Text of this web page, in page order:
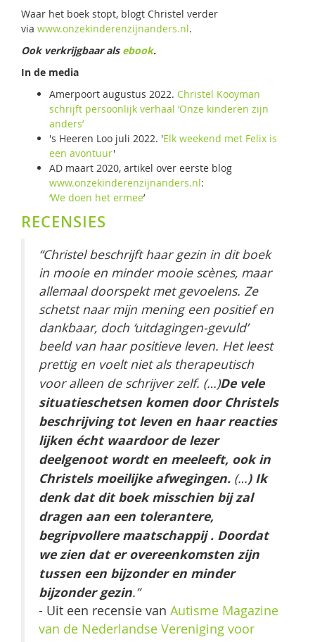
Waar het boek stopt, blogt Christel verder
via www.onzekinderenzijnanders.nl.
Ook verkrijgbaar als ebook.
In de media
Amerpoort augustus 2022. Christel Kooyman
schrijft persoonlijk verhaal ‘Onze kinderen zijn
anders’
's Heeren Loo juli 2022. 'Elk weekend met Felix is
een avontuur'
AD maart 2020, artikel over eerste blog
www.onzekinderenzijnanders.nl:
‘We doen het ermee’
RECENSIES
“Christel beschrijft haar gezin in dit boek
in mooie en minder mooie scènes, maar
allemaal doorspekt met gevoelens. Ze
schetst naar mijn mening een positief en
dankbaar, doch ‘uitdagingen-gevuld’
beeld van haar positieve leven. Het leest
prettig en voelt niet als therapeutisch
voor alleen de schrijver zelf. (…)De vele
situatieschetsen komen door Christels
beschrijving tot leven en haar reacties
lijken écht waardoor de lezer
deelgenoot wordt en meeleeft, ook in
Christels moeilijke afwegingen. (…) Ik
denk dat dit boek misschien bij zal
dragen aan een tolerantere,
begripvollere maatschappij . Doordat
we zien dat er overeenkomsten zijn
tussen een bijzonder en minder
bijzonder gezin.”
- Uit een recensie van Autisme Magazine
van de Nederlandse Vereniging voor